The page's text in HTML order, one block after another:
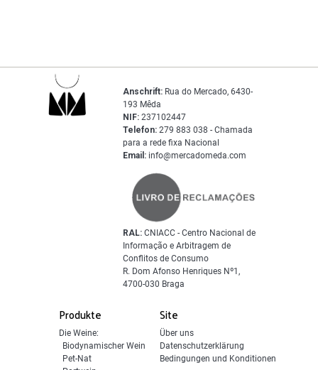
Produkte
Die Weine:
Biodynamischer Wein
Pet-Nat
Site
Über uns
Datenschutzerklärung
Bedingungen und Konditionen
Anschrift: Rua do Mercado, 6430-
193 Mêda
NIF: 237102447
Telefon: 279 883 038 - Chamada
para a rede fixa Nacional
Email: info@mercadomeda.com
RAL: CNIACC - Centro Nacional de
Informação e Arbitragem de
Conflitos de Consumo
R. Dom Afonso Henriques Nº1,
4700-030 Braga